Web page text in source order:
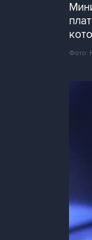
Фото: